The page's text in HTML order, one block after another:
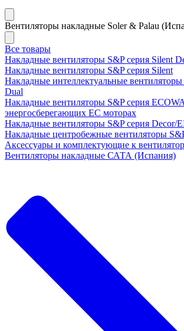
Вентиляторы накладные Soler & Palau
Все товары
Накладные вентиляторы S&P серия Silent
Накладные вентиляторы S&P серия Silent
Накладные интеллектуальные вентиляторы
Dual
Накладные вентиляторы S&P серия
энергосберегающих ЕС моторах
Накладные вентиляторы S&P серия Decor/
Накладные центробежные вентиляторы
Аксессуары и комплектующие к
Вентиляторы накладные САТА (Испания)